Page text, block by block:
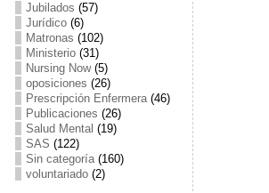
Jubilados (57)
Jurídico(6)
Matronas (102)
Ministerio(31)
Nursing Now(5)
oposiciones (26)
Prescripción Enfermera(46)
Publicaciones (26)
Salud Mental (19)
SAS (122)
Sin categoría(160)
voluntariado(2)